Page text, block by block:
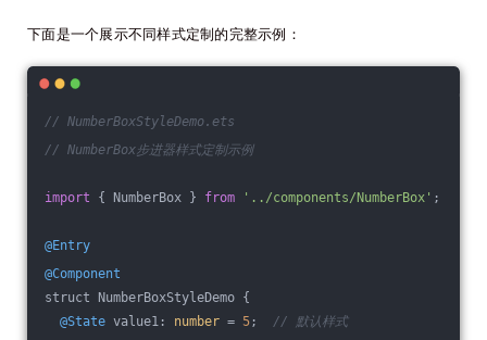
下面是一个展示不同样式定制的完整示例：
// NumberBoxStyleDemo.ets
// NumberBox步进器样式定制示例
import { NumberBox } from '../components/NumberBox' ;
@Entry
@Component
struct NumberBoxStyleDemo {
@State value1: number = 5 ; // 默认样式